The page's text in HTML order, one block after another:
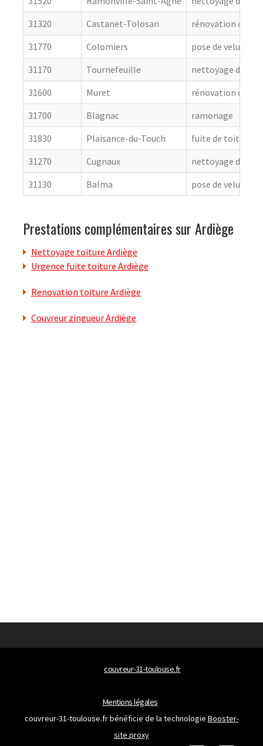
31320
Castanet-Tolosan
rénovation de
31770
Colomiers
pose de velux
31170
Tournefeuille
nettoyage de
31600
Muret
rénovation de
31700
Blagnac
ramonage
31830
Plaisance-du-Touch
fuite de toiture
31270
Cugnaux
nettoyage de
31130
Balma pose de velux
Prestations complémentaires sur Ardiège
Nettoyage toiture Ardiège
Urgence fuite toiture Ardiège
Renovation toiture Ardiège
Couvreur zingueur Ardiège
couvreur-31-toulouse.fr
Mentions légales
couvreur-31-toulouse.fr bénéficie de la technologie Booster-
site proxy